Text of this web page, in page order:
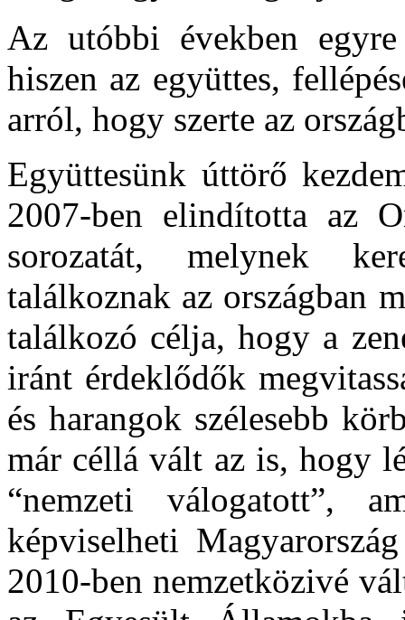
Az utóbbi években
hiszen az együttes,
arról, hogy szerte az
Együttesünk úttörő
2007-ben elindította az
sorozatát, melynek
találkoznak az országban
találkozó célja, hogy a
iránt érdeklődők
és harangok szélesebb
már céllá vált az is, hogy
“nemzeti válogatott”,
képviselheti
2010-ben nemzetközivé